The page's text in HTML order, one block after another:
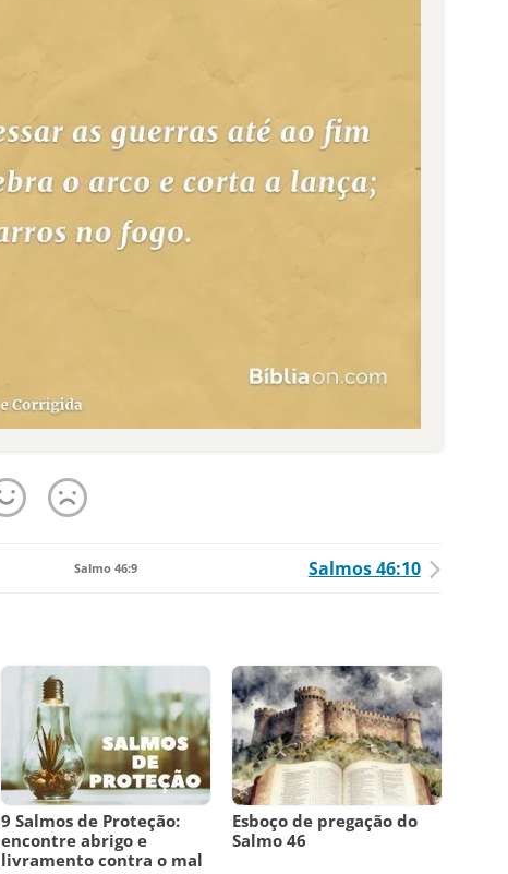
Salmo 46:9 Salmos 46:10
9 Salmos de Proteção:
encontre abrigo e
livramento contra o mal
Esboço de pregação do
Salmo 46